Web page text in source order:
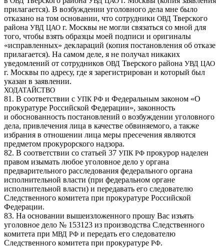
прилагается). В возбуждении уголовного дела мне было
отказано на том основании, что сотрудники ОВД Тверского
района УВД ЦАО г. Москвы не могли связаться со мной для
того, чтобы взять образцы моей подписи и оригиналы
«исправленных» деклараций (копия постановления об отказе
прилагается). На самом деле, я не получал никаких
уведомлений от сотрудников ОВД Тверского района УВД ЦАО
г. Москвы по адресу, где я зарегистрирован и который был
указан в заявлении.
ХОДАТАЙСТВО
81. В соответствии с УПК РФ и Федеральным законом «О
прокуратуре Российской Федерации», законность
и обоснованность постановлений о возбуждении уголовного
дела, привлечения лица в качестве обвиняемого, а также
избрания в отношении лица меры пресечения являются
предметом прокурорского надзора.
82. В соответствии со статьей 37 УПК РФ прокурор наделен
правом изымать любое уголовное дело у органа
предварительного расследования федерального органа
исполнительной власти (при федеральном органе
исполнительной власти) и передавать его следователю
Следственного комитета при прокуратуре Российской
Федерации.
83. На основании вышеизложенного прошу Вас изъять
уголовное дело № 153123 из производства Следственного
комитета при МВД РФ и передать его следователю
Следственного комитета при прокуратуре РФ.